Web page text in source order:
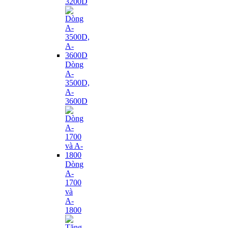
Dòng
A-
3500D,
A-
3600D
Dòng
A-
1700
và
A-
1800